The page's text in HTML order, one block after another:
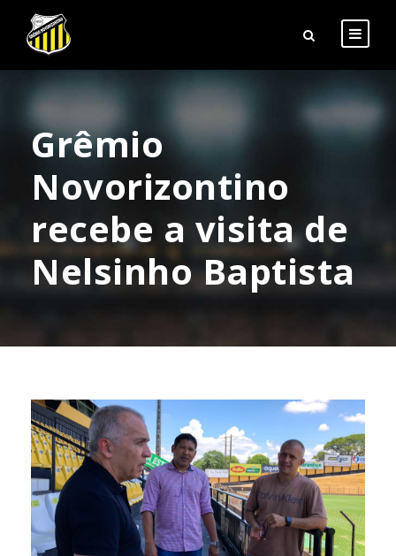
Grêmio
Novorizontino
recebe a visita de
Nelsinho Baptista